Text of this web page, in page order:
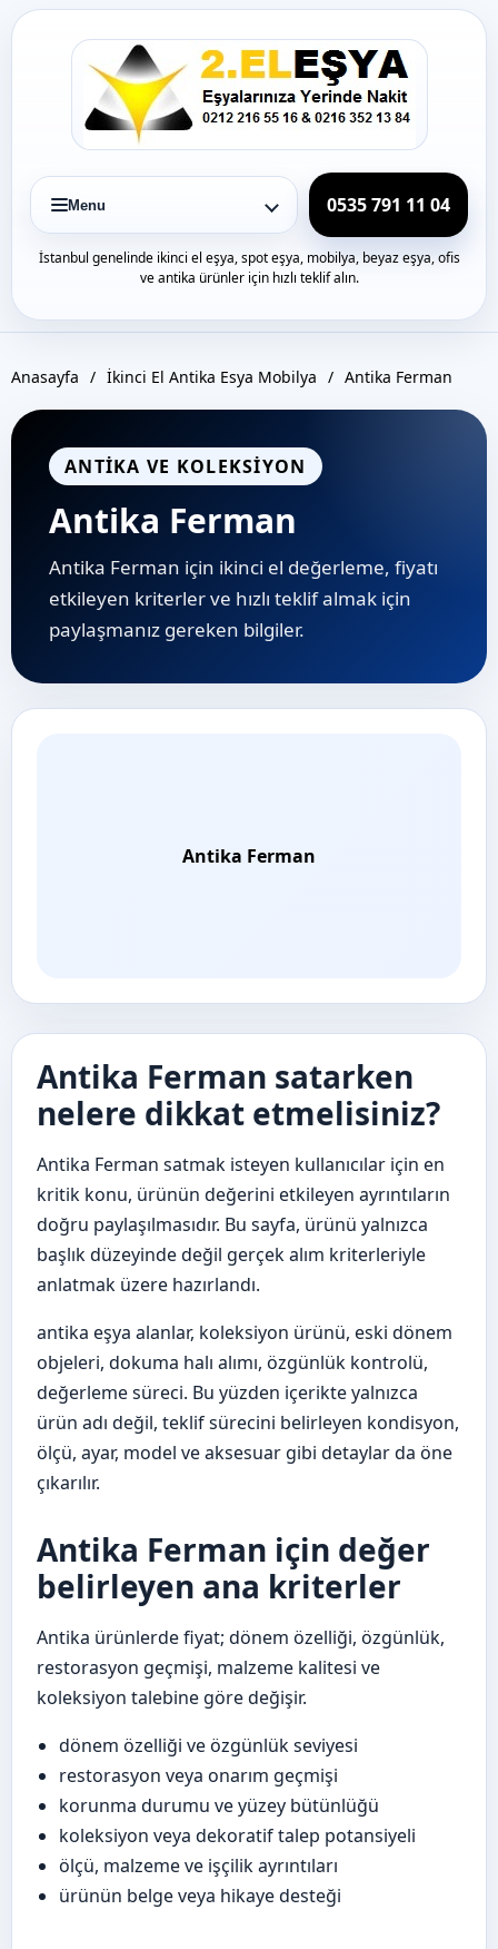
Icerige
Menu 0535 791 11 04
İstanbul genelinde ikinci el eşya, spot eşya, mobilya, beyaz eşya, ofis
ve antika ürünler için hızlı teklif alın.
Anasayfa / İkinci El Antika Esya Mobilya / Antika Ferman
ANTIKA VE KOLEKSIYON
Antika Ferman
Antika Ferman için ikinci el değerleme, fiyatı
etkileyen kriterler ve hızlı teklif almak için
paylaşmanız gereken bilgiler.
Antika Ferman
Antika Ferman satarken
nelere dikkat etmelisiniz?
Antika Ferman satmak isteyen kullanıcılar için en
kritik konu, ürünün değerini etkileyen ayrıntıların
doğru paylaşılmasıdır. Bu sayfa, ürünü yalnızca
başlık düzeyinde değil gerçek alım kriterleriyle
anlatmak üzere hazırlandı.
antika eşya alanlar, koleksiyon ürünü, eski dönem
objeleri, dokuma halı alımı, özgünlük kontrolü,
değerleme süreci. Bu yüzden içerikte yalnızca
ürün adı değil, teklif sürecini belirleyen kondisyon,
ölçü, ayar, model ve aksesuar gibi detaylar da öne
çıkarılır.
Antika Ferman için değer
belirleyen ana kriterler
Antika ürünlerde fiyat; dönem özelliği, özgünlük,
restorasyon geçmişi, malzeme kalitesi ve
koleksiyon talebine göre değişir.
dönem özelliği ve özgünlük seviyesi
restorasyon veya onarım geçmişi
korunma durumu ve yüzey bütünlüğü
koleksiyon veya dekoratif talep potansiyeli
ölçü, malzeme ve işçilik ayrıntıları
ürünün belge veya hikaye desteği